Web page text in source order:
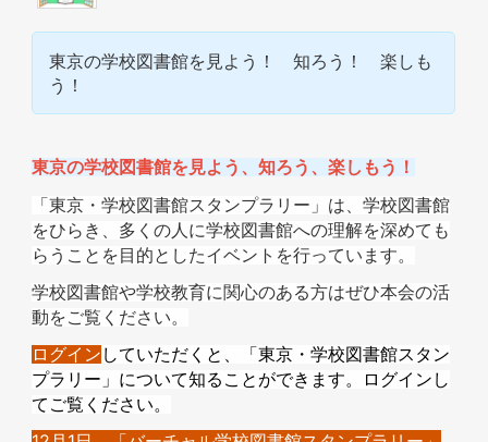
東京の学校図書館を見よう！ 知ろう！ 楽しも
う！
東京の学校図書館を見よう、知ろう、楽しもう！
「東京・学校図書館スタンプラリー」は、学校図書館
をひらき、多くの人に学校図書館への理解を深めても
らうことを目的としたイベントを行っています。
学校図書館や学校教育に関心のある方はぜひ本会の活
動をご覧ください。
ログイン していただくと、「東京・学校図書館スタン
プラリー」について知ることができます。ログインし
てご覧ください。